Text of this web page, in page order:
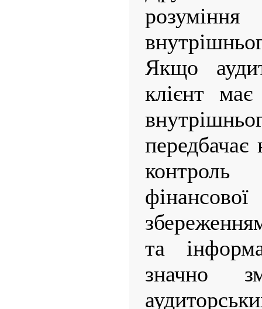
Якщо
клієнт має
передбачає
та
значно